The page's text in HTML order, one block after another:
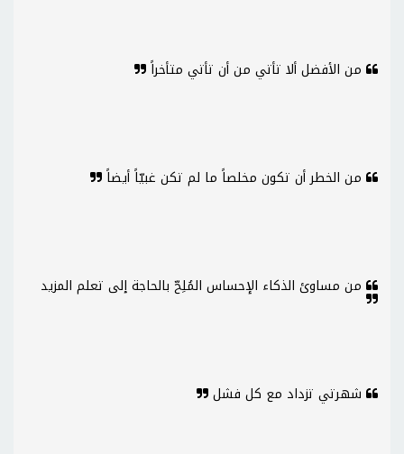
من الأفضل ألا تأتي من أن تأتي متأخراً
من الخطر أن تكون مخلصاً ما لم تكن غبيّاً أيضاً
من مساوئ الذكاء الإحساس المُلِحّ بالحاجة إلى تعلم المزيد
شهرتي تزداد مع كل فشل